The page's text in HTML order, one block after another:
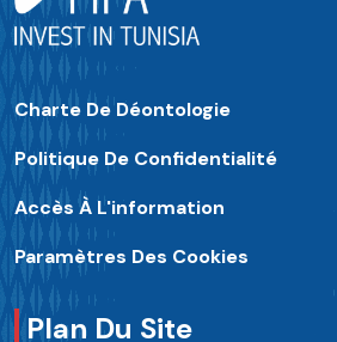
Charte De Déontologie
Politique De Confidentialité
Accès À L'information
Paramètres Des Cookies
Plan Du Site